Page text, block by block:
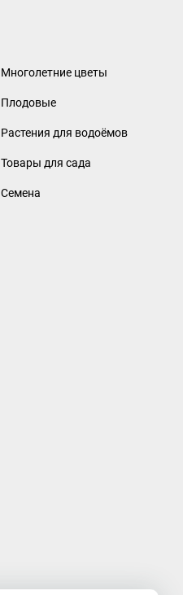
Многолетние цветы
Плодовые
Растения для водоёмов
Товары для сада
Семена